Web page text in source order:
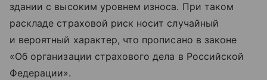
здании с высоким уровнем износа. При таком
раскладе страховой риск носит случайный
и вероятный характер, что прописано в законе
«Об организации страхового дела в Российской
Федерации».